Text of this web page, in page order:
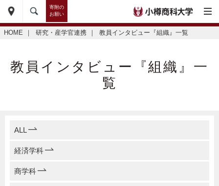
寄附の
お願い
HOME ｜ 研究・産学官連携 ｜ 教員インタビュー『組織』一覧
教員インタビュー『組織』一
覧
ALL
経済学科
商学科